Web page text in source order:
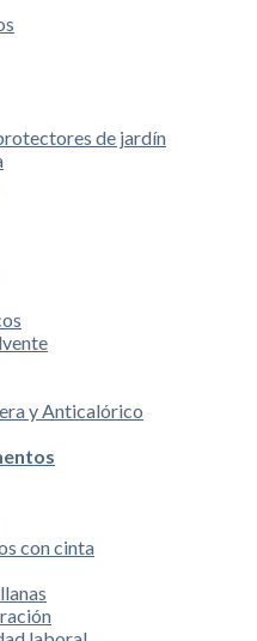
de jardín
y Anticalórico
con cinta